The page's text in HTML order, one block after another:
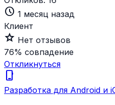
schedule 1 месяц назад
Клиент
star_outline Нет отзывов
76% совпадение
Откликнуться
phone_iphone
Разработка для Android и